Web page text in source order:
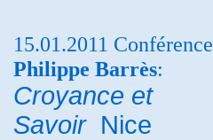
15.01.2011 Conférence
Philippe Barrès:
Croyance et
Savoir Nice